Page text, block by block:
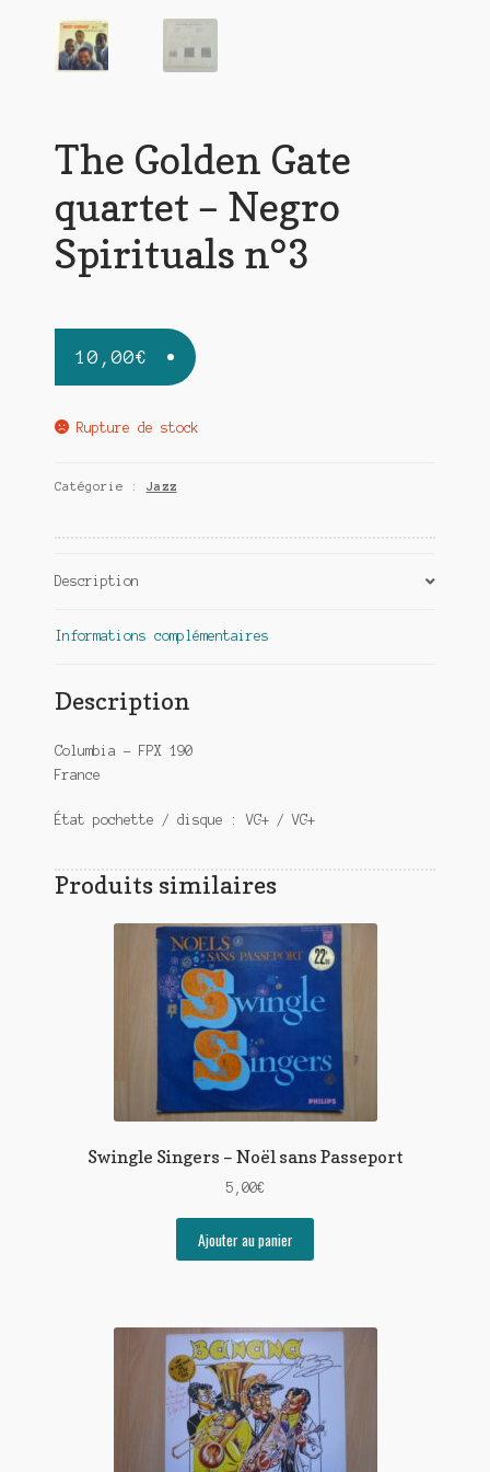
The Golden Gate
quartet – Negro
Spirituals n°3
10,00€
Rupture de stock
Catégorie : Jazz
Description
Informations complémentaires
Description
Columbia – FPX 190
France
État pochette / disque : VG+ / VG+
Produits similaires
Swingle Singers – Noël sans Passeport
5,00€
Ajouter au panier